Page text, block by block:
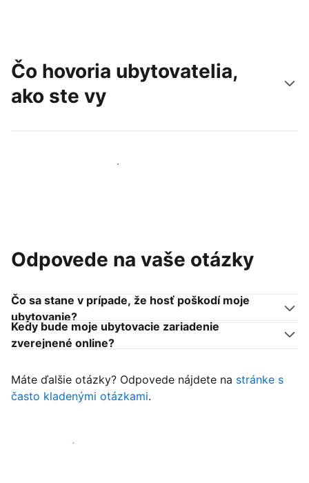
Čo hovoria ubytovatelia,
ako ste vy
Pridať sa k podobným ubytovateľom
Odpovede na vaše otázky
Čo sa stane v prípade, že hosť poškodí moje
ubytovanie?
Kedy bude moje ubytovacie zariadenie
zverejnené online?
Máte ďalšie otázky? Odpovede nájdete na stránke s
často kladenými otázkami.
Začať prijímať hostí